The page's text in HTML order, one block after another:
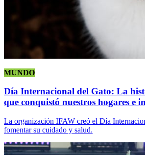
MUNDO
Día Internacional del Gato: La
que conquistó nuestros hogares e
La organización IFAW creó el Día
fomentar su cuidado y salud.